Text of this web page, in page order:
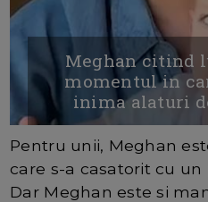
Meghan citind
momentul in
inima alaturi
Pentru unii, Meghan
care s-a casatorit cu
Dar Meghan este si